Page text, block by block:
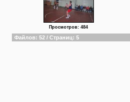
Просмотров: 484
Файлов: 52 / Страниц: 5